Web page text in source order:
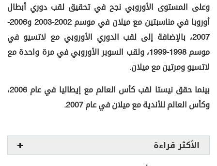
وعلى المستوى الأوروبي نجح في تحقيق لقب دوري أبطال
أوروبا في مناسبتين مع ميلان في موسم 2002-2003 و2006-
2007، بالإضافة إلى لقب الدوري الأوروبي مع لاتسيو في
موسم 1998-1999، ولقب السوبر الأوروبي في مرة واحدة مع
لاتسيو ومرتين مع ميلان.
بينما حقق نيستا لقب كأس العالم مع إيطاليا في عام 2006،
وكأس العالم للأندية مع ميلان في عام 2007.
الأكثر قراءة